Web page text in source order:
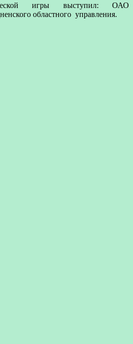
игры выступил: ОАО
областного управления.